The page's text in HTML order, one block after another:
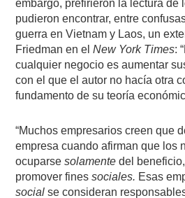
embargo, prefirieron la lectura de
pudieron encontrar, entre
guerra en Vietnam y Laos, un
Friedman en elNew York Times:
cualquier negocio es aumentar
con el que el autor no hacía otra
fundamento de su teoría
“Muchos empresarios creen que
empresa cuando afirman que los
ocuparsesolamente del
promover finessociales. Esas
social se consideran